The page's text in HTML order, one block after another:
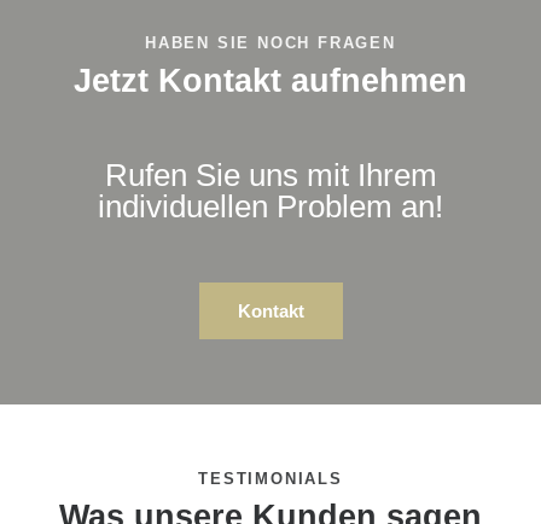
HABEN SIE NOCH FRAGEN
Jetzt Kontakt aufnehmen
Rufen Sie uns mit Ihrem
individuellen Problem an!
Kontakt
TESTIMONIALS
Was unsere Kunden sagen